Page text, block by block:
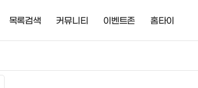
목록검색 커뮤니티 이벤트존 홈타이